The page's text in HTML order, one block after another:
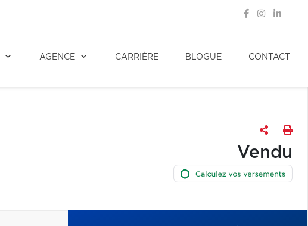
AGENCE CARRIÈRE BLOGUE CONTACT
Vendu